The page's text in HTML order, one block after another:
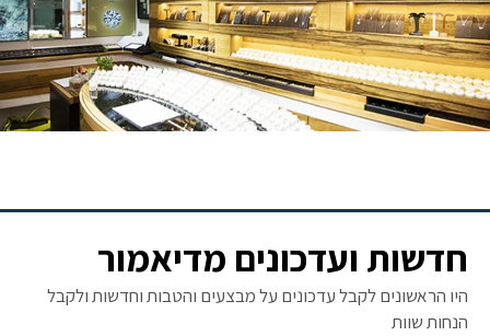
חדשות ועדכונים מדיאמור
היו הראשונים לקבל עדכונים על מבצעים והטבות וחדשות ולקבל
הנחות שוות